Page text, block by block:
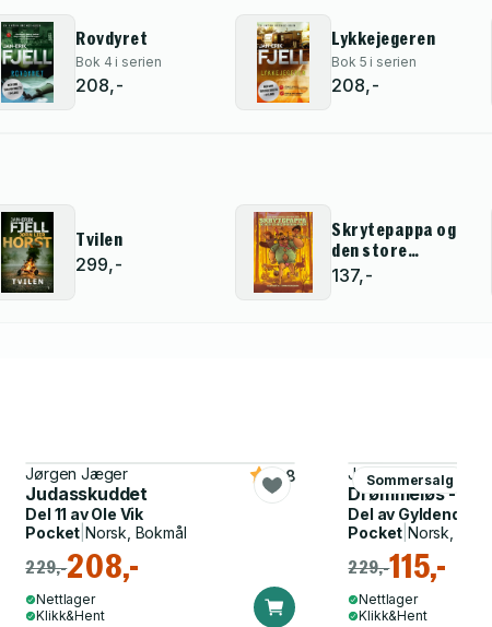
Rovdyret
Bok 4 i serien
208,-
Lykkejegeren
Bok 5 i serien
208,-
Tvilen
299,-
Skrytepappa og
den store
skogbrannen
137,-
Jørgen Jæger
Judasskuddet
4.8
Del 11 avOle Vik
Pocket Norsk, Bokmål
229,-208,-
Nettlager
Klikk&Hent
Sommersalg
Jørgen Brekke
Drømmeløs -
Del av Gyldendal
Pocket |Norsk,
229,-115,-
Nettlager
Klikk&Hent